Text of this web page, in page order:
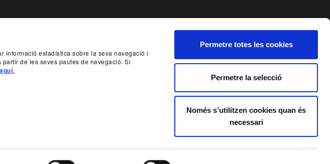
informació estadística sobre la seva navegació i
de les seves pautes de navegació. Si
Permetre totes les cookies
Permetre la selecció
Només s’utilitzen cookies quan és
necessari
TRANSPARÈNCIA